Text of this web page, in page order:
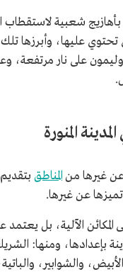
بأهازيج شعبية
تحتوي عليها، وأبرزها
على نار مرتفعة،
المنورة
عن غيرها منالمناطق
عن غيرها.
بإعدادها، ومنها:
والشوابير،